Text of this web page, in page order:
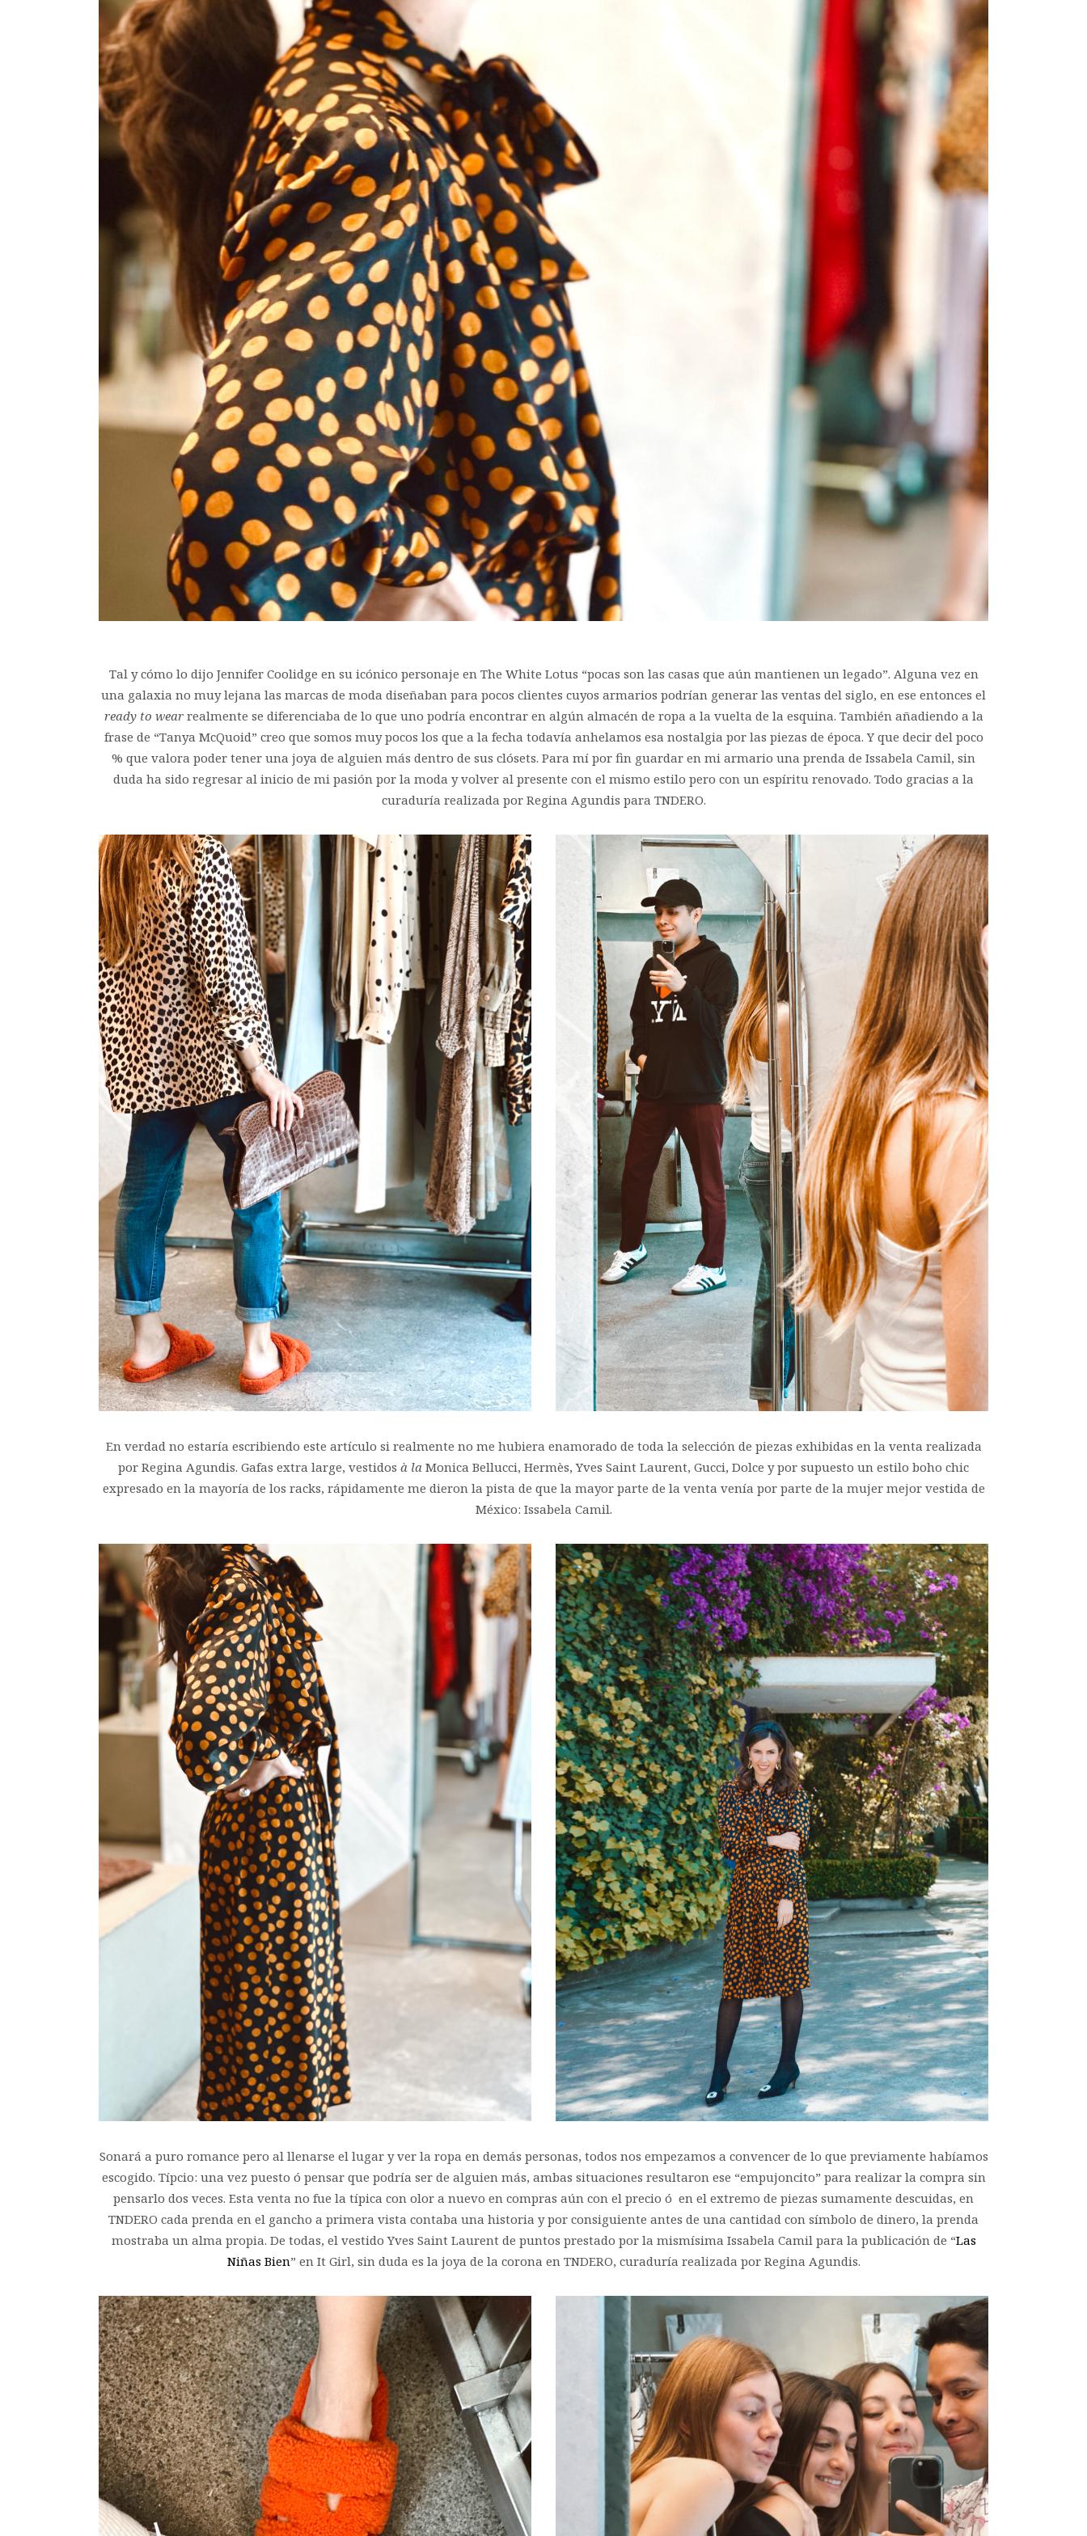
Tal y cómo lo dijo Jennifer Coolidge en su icónico personaje en The White Lotus “pocas son las casas que aún mantienen un legado”. Alguna vez en
una galaxia no muy lejana las marcas de moda diseñaban para pocos clientes cuyos armarios podrían generar las ventas del siglo, en ese entonces el
ready to wearrealmente se diferenciaba de lo que uno podría encontrar en algún almacén de ropa a la vuelta de la esquina. También añadiendo a la
frase de “Tanya McQuoid” creo que somos muy pocos los que a la fecha todavía anhelamos esa nostalgia por las piezas de época. Y que decir del poco
% que valora poder tener una joya de alguien más dentro de sus clósets. Para mí por fin guardar en mi armario una prenda de Issabela Camil, sin
duda ha sido regresar al inicio de mi pasión por la moda y volver al presente con el mismo estilo pero con un espíritu renovado. Todo gracias a la
curaduría realizada por Regina Agundis para TNDERO.
En verdad no estaría escribiendo este artículo si realmente no me hubiera enamorado de toda la selección de piezas exhibidas en la venta realizada
por Regina Agundis. Gafas extra large, vestidos à la Monica Bellucci, Hermès, Yves Saint Laurent, Gucci, Dolce y por supuesto un estilo boho chic
expresado en la mayoría de los racks, rápidamente me dieron la pista de que la mayor parte de la venta venía por parte de la mujer mejor vestida de
México: Issabela Camil.
Sonará a puro romance pero al llenarse el lugar y ver la ropa en demás personas, todos nos empezamos a convencer de lo que previamente habíamos
escogido. Típcio: una vez puesto ó pensar que podría ser de alguien más, ambas situaciones resultaron ese “empujoncito” para realizar la compra sin
pensarlo dos veces. Esta venta no fue la típica con olor a nuevo en compras aún con el precio ó en el extremo de piezas sumamente descuidas, en
TNDERO cada prenda en el gancho a primera vista contaba una historia y por consiguiente antes de una cantidad con símbolo de dinero, la prenda
mostraba un alma propia. De todas, el vestido Yves Saint Laurent de puntos prestado por la mismísima Issabela Camil para la publicación de “Las
Niñas Bien” en It Girl, sin duda es la joya de la corona en TNDERO, curaduría realizada por Regina Agundis.